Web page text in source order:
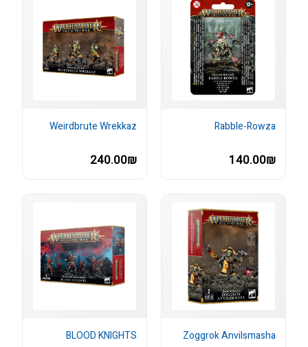
Rabble-Rowza
140.00₪
Weirdbrute Wrekkaz
240.00₪
Zoggrok Anvilsmasha
BLOOD KNIGHTS